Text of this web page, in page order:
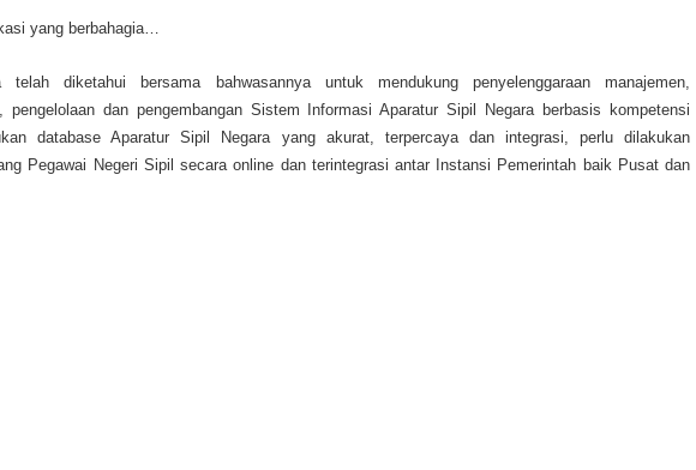
yang berbahagia…
telah diketahui bersama bahwasannya untuk mendukung penyelenggaraan manajemen,
pengelolaan dan pengembangan Sistem Informasi Aparatur Sipil Negara berbasis kompetensi
database Aparatur Sipil Negara yang akurat, terpercaya dan integrasi, perlu dilakukan
Pegawai Negeri Sipil secara online dan terintegrasi antar Instansi Pemerintah baik Pusat dan